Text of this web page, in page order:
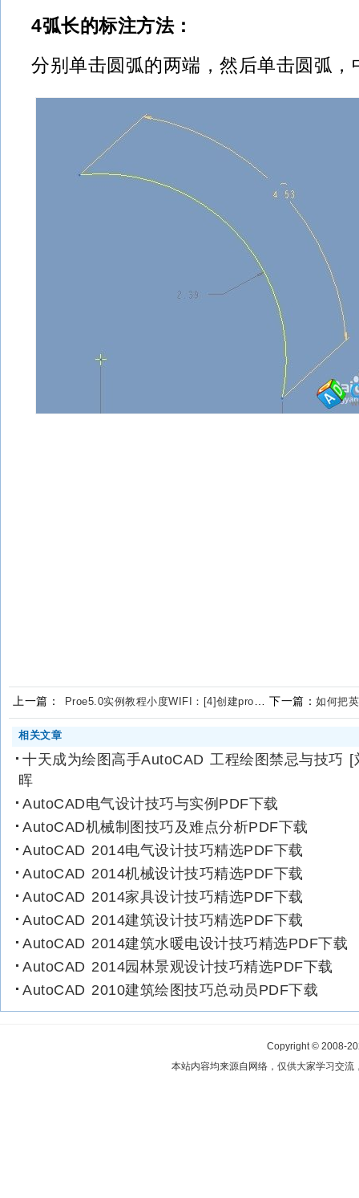
4弧长的标注方法：
分别单击圆弧的两端，然后单击圆弧，
上一篇： Proe5.0实例教程小度WIFI：[4]创建proe组件 下一篇： 如何把
相关文章
十天成为绘图高手AutoCAD 工程绘图禁忌与技巧 [
晖
AutoCAD电气设计技巧与实例PDF下载
AutoCAD机械制图技巧及难点分析PDF下载
AutoCAD 2014电气设计技巧精选PDF下载
AutoCAD 2014机械设计技巧精选PDF下载
AutoCAD 2014家具设计技巧精选PDF下载
AutoCAD 2014建筑设计技巧精选PDF下载
AutoCAD 2014建筑水暖电设计技巧精选PDF下载
AutoCAD 2014园林景观设计技巧精选PDF下载
AutoCAD 2010建筑绘图技巧总动员PDF下载
Copyright © 2008-
本站内容均来源自网络，仅供大家学习交